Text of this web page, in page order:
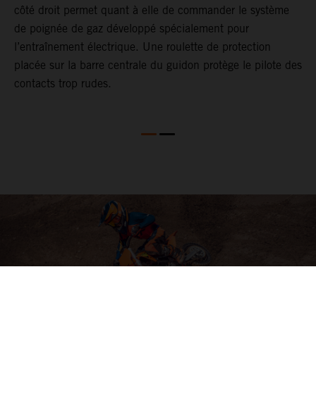
côté droit permet quant à elle de commander le système
de poignée de gaz développé spécialement pour
l’entraînement électrique. Une roulette de protection
placée sur la barre centrale du guidon protège le pilote des
contacts trop rudes.